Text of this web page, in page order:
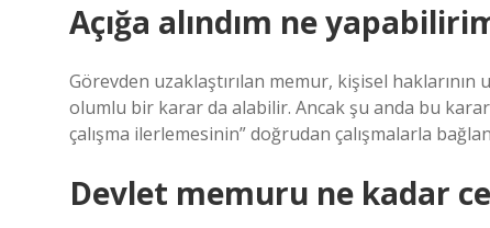
Açığa alındım ne
Görevden uzaklaştırılan memur, kişisel
olumlu bir karar da alabilir. Ancak şu anda bu
çalışma ilerlemesinin” doğrudan çalışmalarla
Devlet memuru ne kadar